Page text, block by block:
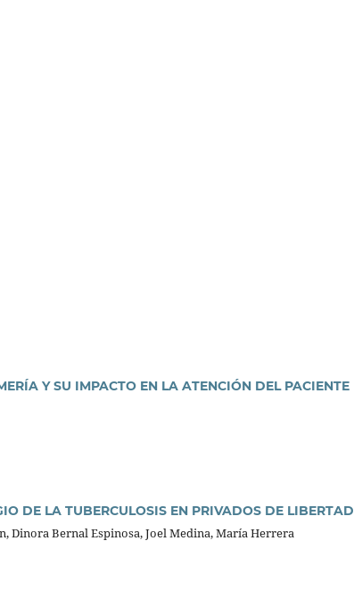
Y SU IMPACTO EN LA ATENCIÓN DEL PACIENTE
DE LA TUBERCULOSIS EN PRIVADOS DE LIBERTAD
Dinora Bernal Espinosa, Joel Medina, María Herrera